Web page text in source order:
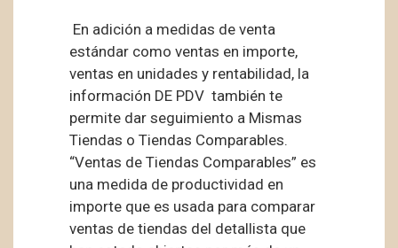
En adición a medidas de venta
estándar como ventas en importe,
ventas en unidades y rentabilidad, la
información DE PDV también te
permite dar seguimiento a Mismas
Tiendas o Tiendas Comparables.
“Ventas de Tiendas Comparables” es
una medida de productividad en
importe que es usada para comparar
ventas de tiendas del detallista que